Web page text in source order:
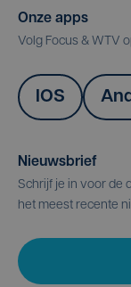
Onze apps
Volg Focus & WTV
IOS
Nieuwsbrief
Schrijf je in voor de
het meest recente